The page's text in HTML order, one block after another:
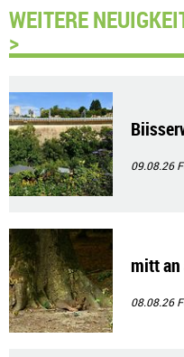
WEITERE
>
09.08.26
mitt an
08.08.26